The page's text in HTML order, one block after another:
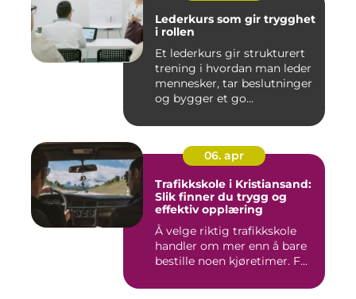
Lederkurs som gir trygghet
i rollen
Et lederkurs gir strukturert
trening i hvordan man leder
mennesker, tar beslutninger
og bygger et go...
06. apr
Trafikkskole i Kristiansand:
Slik finner du trygg og
effektiv opplæring
Å velge riktig trafikkskole
handler om mer enn å bare
bestille noen kjøretimer. F...